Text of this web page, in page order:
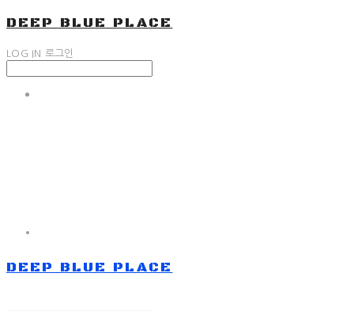
DEEP BLUE PLACE
LOG IN 로그인
DEEP BLUE PLACE